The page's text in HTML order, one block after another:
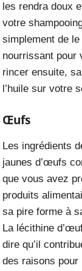
les rendra doux
votre
simplement de
nourrissant pour
rincer ensuite,
l’huile sur votre
Œufs
Les ingrédients
jaunes d’œufs
que vous avez
produits
sa pire forme à
La lécithine
dire qu’il
des raisons